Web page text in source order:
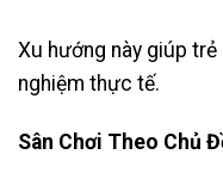
Xu hướng này giúp
nghiệm thực tế.
Sân Chơi Theo Chủ